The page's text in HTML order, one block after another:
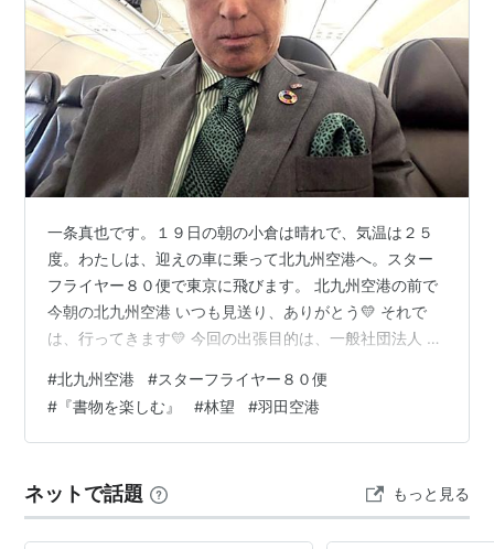
ISBN:4087200396『往生の物語―死の万華鏡「平
家物語」』
ISBN:4569574181『イギリスはかしこい』（共
著）
ISBN:456961213X『日本語へそまがり講義』
ISBN:4569613209『日本語の磨きかた』
ISBN:4093453322『恋せよ妻たち―リンボウ先生
本音で女を叱り女を励ます』
ISBN:4167570068『落第のススメ』
ISBN:4061594729『女大学評論・新女大学』
ISBN:4166601539
『 パソコン徹底指南』
法』
ISBN:4087473236『くりやのくりごと
ISBN:4163201106『トッカータ光と影の物語 日本
ISBN:4163201009
トッカータ光と影の物語 洋画
篇』
一条真也です。１９日の朝の小倉は晴れで、気温は２５
度。わたしは、迎えの車に乗って北九州空港へ。スター
フライヤー８０便で東京に飛びます。 北九州空港の前で
今朝の北九州空港 いつも見送り、ありがとう💛 それで
は、行ってきます💛 今回の出張目的は、一般社団法人 全
団法人 冠婚葬祭文化振興財団の理事会に参加することが
メインです。その他、夏に出版予定の人間国宝・十四代
今泉今右衛門先生との対談本『「こころ」と「かたち」
の『コンパッショナリー・カンパニー』（講談社）、初
の歌集『禮の言霊』（オリーブの木）な…
#北九州空港 #スターフライヤー８０便
# 『書物を楽しむ』 #林望 #羽田空港
ネットで話題 もっと見る